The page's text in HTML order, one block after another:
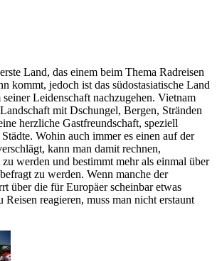
Land, das einem beim Thema Radreisen
kommt, jedoch ist das südostasiatische Land
Leidenschaft nachzugehen. Vietnam
mit Dschungel, Bergen, Stränden
herzliche Gastfreundschaft, speziell
Wohin auch immer es einen auf der
kann man damit rechnen,
werden und bestimmt mehr als einmal über
zu werden. Wenn manche der
über die für Europäer scheinbar etwas
reagieren, muss man nicht erstaunt